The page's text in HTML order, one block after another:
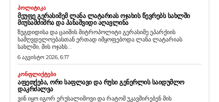
ᲞᲝᲚᲘᲢᲘᲙᲐ
ᲛᲔᲣᲤᲔ ᲒᲔᲠᲐᲡᲘᲛᲔᲛ ᲚᲐᲜᲐ ᲚᲐᲢᲐᲠᲘᲐᲡ ᲝᲯᲐᲮᲘᲡ ᲬᲔᲕᲠᲔᲑᲡ ᲡᲐᲮᲚᲨᲘ
ᲛᲘᲣᲡᲐᲛᲫᲘᲛᲠᲐ ᲓᲐ ᲞᲐᲜᲐᲨᲕᲘᲓᲘ ᲐᲦᲐᲕᲚᲘᲜᲐ
ზუგდიდისა და ცაიშის მიტროპოლიტი გერასიმე ეპარქიის
სამღვდელოებასთან ერთად იმყოფებოდა ლანა ლატარიას
სახლში, მის ოჯახს...
6 აგვისტო 2026, 6:17
ᲙᲝᲜᲤᲚᲘᲥᲢᲔᲑᲘ
ᲐᲤᲔᲗᲥᲔᲑᲐ, ᲝᲠᲘ ᲡᲐᲤᲚᲐᲕᲘ ᲓᲐ ᲠᲣᲡᲘ ᲒᲔᲜᲔᲠᲚᲘᲡ ᲡᲐᲘᲓᲣᲛᲚᲝ
ᲓᲐᲙᲠᲫᲐᲚᲕᲐ
ვინ იყო იგორ ერუსალიმოვი და რატომ უკავშირებენ მის